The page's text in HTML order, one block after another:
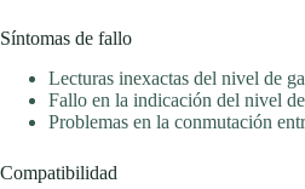
Síntomas de fallo
Lecturas inexactas del nivel de
Fallo en la indicación del nivel
Problemas en la conmutación
Compatibilidad